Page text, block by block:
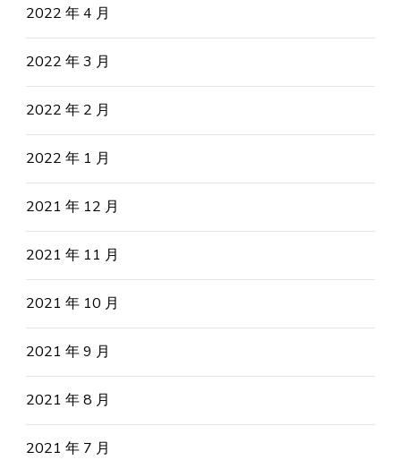
2022 年 4 月
2022 年 3 月
2022 年 2 月
2022 年 1 月
2021 年 12 月
2021 年 11 月
2021 年 10 月
2021 年 9 月
2021 年 8 月
2021 年 7 月